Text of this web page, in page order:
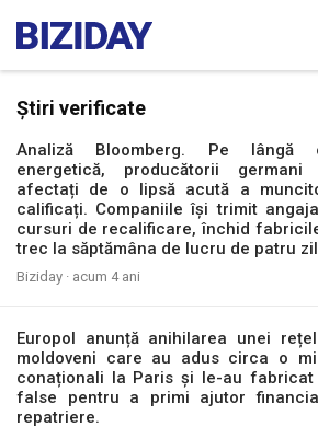
Știri verificate
Analiză Bloomberg. Pe lângă
energetică, producătorii germani
afectați de o lipsă acută a
calificați. Companiile își trimit
cursuri de recalificare, închid
trec la săptămâna de lucru de patru
Biziday · acum 4 ani
Europol anunță anihilarea unei
moldoveni care au adus circa o
conaționali la Paris și le-au fabricat
false pentru a primi ajutor
repatriere.